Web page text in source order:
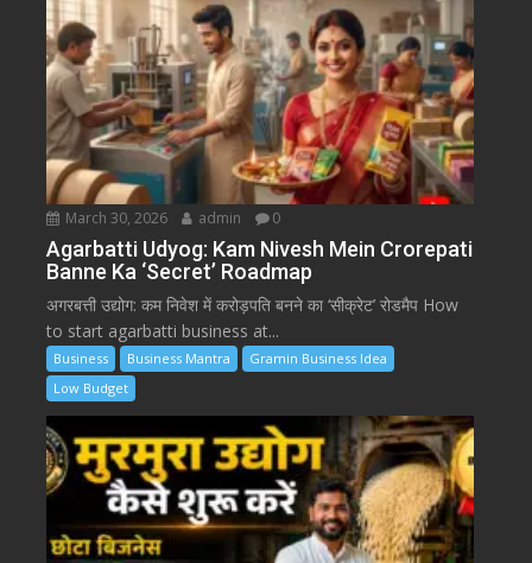
March 30, 2026 admin 0
Agarbatti Udyog: Kam Nivesh Mein Crorepati
Banne Ka ‘Secret’ Roadmap
अगरबत्ती उद्योग: कम निवेश में करोड़पति बनने का ‘सीक्रेट’ रोडमैप How
to start agarbatti business at...
Business Business Mantra
Gramin Business Idea
Low Budget